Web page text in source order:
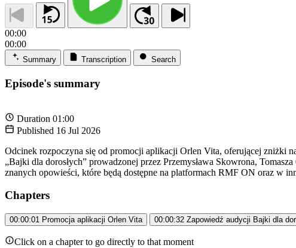
00:00
00:00
Summary Transcription Search
Episode's summary
Duration 01:00
Published 16 Jul 2026
Odcinek rozpoczyna się od promocji aplikacji Orlen Vita, oferującej zniżki
„Bajki dla dorosłych” prowadzonej przez Przemysława Skowrona,
znanych opowieści, które będą dostępne na platformach RMF ON oraz w
Chapters
00:00:01 Promocja aplikacji Orlen Vita 00:00:32 Zapowiedź audycji Bajki dla
Click on a chapter to go directly to that moment